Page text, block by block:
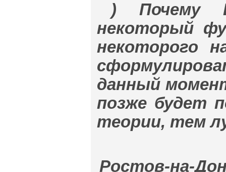
) Почему
некоторый
некоторого
данный
позже будет
теории, тем
Ростов-на-